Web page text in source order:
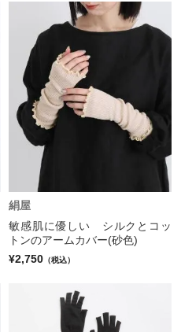
絹屋
敏感肌に優しい シルクとコッ
トンのアームカバー(砂色)
¥2,750 （税込）